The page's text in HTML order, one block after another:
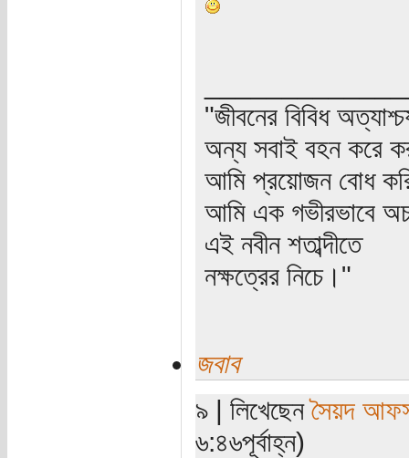
"জীবনের বিবিধ
অন্য সবাই বহন করে
আমি প্রয়োজন বোধ
আমি এক গভীরভাবে
এই নবীন শতাব্দীতে
নক্ষত্রের নিচে।"
জবাব
৯ | লিখেছেনসৈয়দ
৬:৪৬পূর্বাহ্ন)